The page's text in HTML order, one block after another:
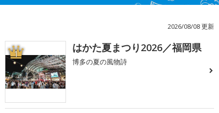
2026/08/08 更新
1 はかた夏まつり2026／福岡県
博多の夏の風物詩